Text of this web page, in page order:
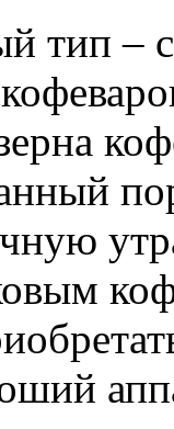
тип –